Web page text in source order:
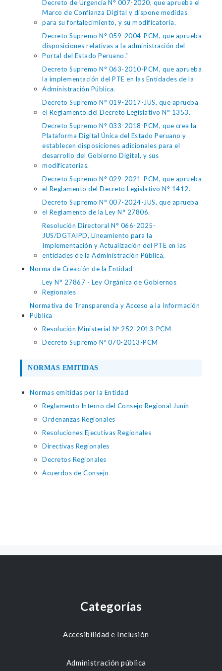
Decreto de Urgencia N° 007-2020, que aprueba el
Marco de Confianza Digital y dispone medidas
para su fortalecimiento, y su modificatoria.
Decreto Supremo N° 059-2004-PCM, que aprueba
disposiciones relativas a la administración del
Portal del Estado Peruano."
Decreto Supremo N° 063-2010-PCM, que aprueba
la implementación del PTE en las Entidades de la
Administración Pública.
Decreto Supremo N° 019-2017-JUS, que aprueba
el Reglamento del Decreto Legislativo N° 1353.
Decreto Supremo N° 033-2018-PCM, que crea la
Plataforma Digital Única del Estado Peruano y
establecen disposiciones adicionales para el
desarrollo del Gobierno Digital, y sus
modificatorias.
Decreto Supremo N° 029-2021-PCM, que aprueba
el Reglamento del Decreto Legislativo N° 1412.
Decreto Supremo N° 007-2024-JUS, que aprueba
el Reglamento de la Ley N° 27806.
Resolución Directoral N° 066-2025-
JUS/DGTAIPD, Lineamiento para la
Implementación y Actualización del PTE en las
entidades de la Administración Pública.
Norma de Creación de la Entidad
Ley N° 27867 - Ley Orgánica de Gobiernos
Regionales
Normativa de Transparencia y Acceso a la Información
Pública
Resolución Ministerial Nº 252-2013-PCM
Decreto Supremo Nº 070-2013-PCM
NORMAS EMITIDAS
Normas emitidas por la Entidad
Reglamento Interno del Consejo Regional Junín
Ordenanzas Regionales
Resoluciones Ejecutivas Regionales
Directivas Regionales
Decretos Regionales
Acuerdos de Consejo
Categorías
Accesibilidad e Inclusión
Administración pública